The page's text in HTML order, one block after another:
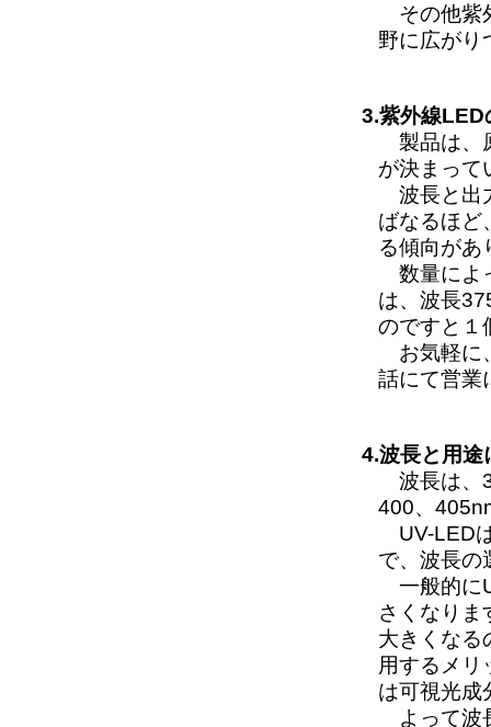
その他紫
野に広がり
3.紫外線LED
製品は、
が決まって
波長と出
ばなるほど
る傾向があ
数量によ
は、波長
のですと１
お気軽に
話にて営業
4.波長と用途
波長は、
400、
UV-LED
で、波長の
一般的に
さくなりま
大きくなる
用するメリ
は可視光成
よって波